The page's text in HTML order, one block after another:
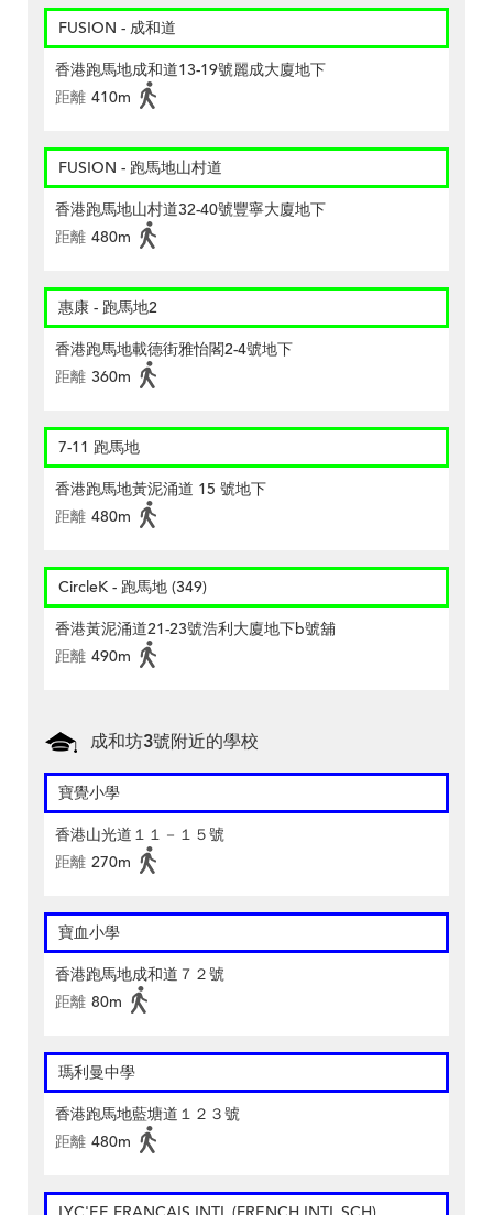
FUSION - 成和道
香港跑馬地成和道13-19號麗成大廈地下
距離 410m
FUSION - 跑馬地山村道
香港跑馬地山村道32-40號豐寧大廈地下
距離 480m
惠康 - 跑馬地2
香港跑馬地載德街雅怡閣2-4號地下
距離 360m
7-11 跑馬地
香港跑馬地黃泥涌道 15 號地下
距離 480m
CircleK - 跑馬地 (349)
香港黃泥涌道21-23號浩利大廈地下b號舖
距離 490m
成和坊3號附近的學校
寶覺小學
香港山光道１１－１５號
距離 270m
寶血小學
香港跑馬地成和道７２號
距離 80m
瑪利曼中學
香港跑馬地藍塘道１２３號
距離 480m